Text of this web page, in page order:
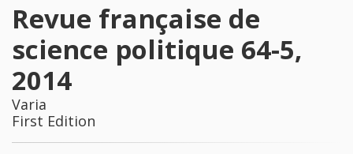
Revue française de
science politique 64-5,
2014
Varia
First Edition